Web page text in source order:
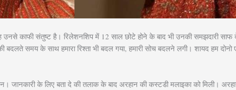
काफी संतुष्ट है। रिलेशनशिप में 12 साल छोटे होने के बाद भी उनकी समझदारी
बदलते समय के साथ हमारा रिश्ता भी बदल गया, हमारी सोच बदलने लगी। शायद हम
जानकारी के लिए बता दे की तलाक के बाद अरहान की कस्टडी मलाइका को मिली।